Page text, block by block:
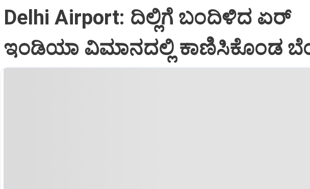
Delhi Airport: ದಿಲ್ಲಿಗೆ ಬಂದಿಳಿದ ಏರ್‌
ಇಂಡಿಯಾ ವಿಮಾನದಲ್ಲಿ ಕಾಣಿಸಿಕೊಂಡ